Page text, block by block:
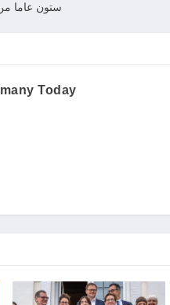
ستون عاما
Today